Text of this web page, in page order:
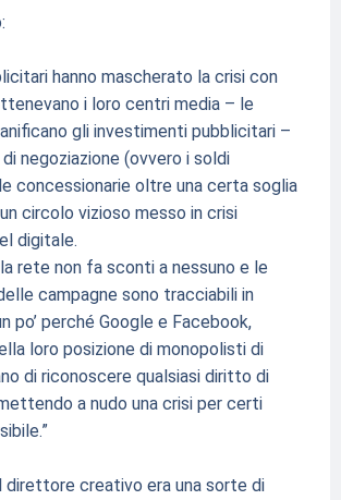
hanno mascherato la crisi con
i loro centri media – le
gli investimenti pubblicitari –
negoziazione (ovvero i soldi
concessionarie oltre una certa soglia
circolo vizioso messo in crisi
digitale.
la rete non fa sconti a nessuno e le
campagne sono tracciabili in
po’ perché Google e Facebook,
loro posizione di monopolisti di
di riconoscere qualsiasi diritto di
a nudo una crisi per certi
direttore creativo era una sorte di